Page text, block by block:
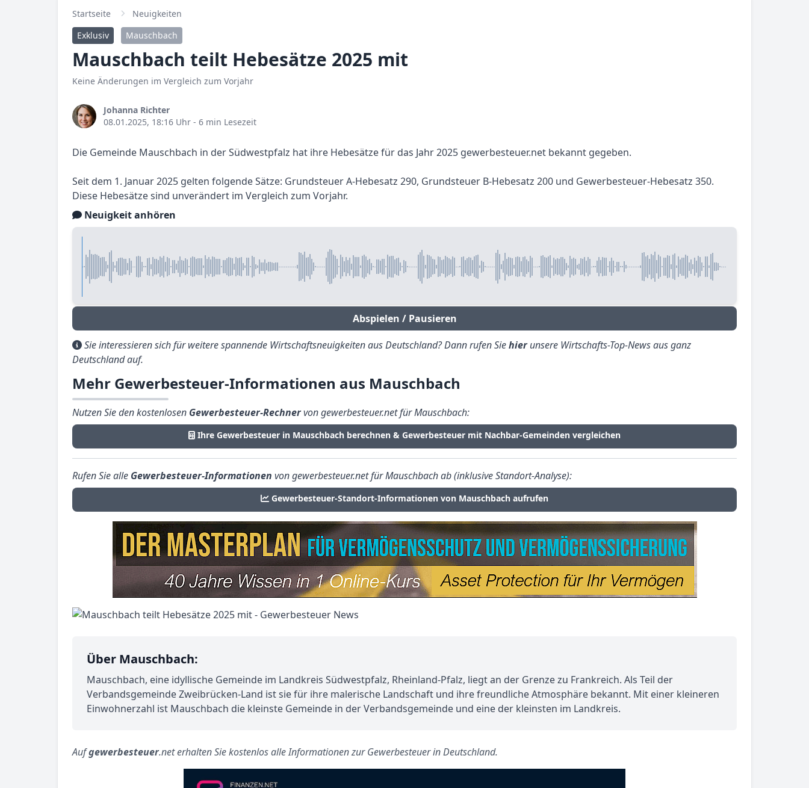
Startseite
Neuigkeiten
Exklusiv
Mauschbach
Mauschbach teilt Hebesätze 2025 mit
Keine Änderungen im Vergleich zum Vorjahr
Johanna Richter
08.01.2025, 18:16 Uhr - 6 min Lesezeit
Die Gemeinde Mauschbach in der Südwestpfalz hat ihre Hebesätze für das Jahr 2025 gewerbesteuer.net bekannt gegeben.
Seit dem 1. Januar 2025 gelten folgende Sätze: Grundsteuer A-Hebesatz 290, Grundsteuer B-Hebesatz 200 und Gewerbesteuer-Hebesatz 350.
Diese Hebesätze sind unverändert im Vergleich zum Vorjahr.
Neuigkeit anhören
Abspielen / Pausieren
Sie interessieren sich für weitere spannende Wirtschaftsneuigkeiten aus Deutschland? Dann rufen Siehierunsere Wirtschafts-Top-News aus ganz
Deutschland auf.
Mehr Gewerbesteuer-Informationen aus Mauschbach
Nutzen Sie den kostenlosen Gewerbesteuer-Rechnervon gewerbesteuer.net für Mauschbach:
Ihre Gewerbesteuer in Mauschbach berechnen & Gewerbesteuer mit Nachbar-Gemeinden vergleichen
Rufen Sie alle Gewerbesteuer-Informationen von gewerbesteuer.net für Mauschbach ab (inklusive Standort-Analyse):
Gewerbesteuer-Standort-Informationen von Mauschbach aufrufen
Über Mauschbach:
Mauschbach, eine idyllische Gemeinde im Landkreis Südwestpfalz, Rheinland-Pfalz, liegt an der Grenze zu Frankreich. Als Teil der
Verbandsgemeinde Zweibrücken-Land ist sie für ihre malerische Landschaft und ihre freundliche Atmosphäre bekannt. Mit einer kleineren
Einwohnerzahl ist Mauschbach die kleinste Gemeinde in der Verbandsgemeinde und eine der kleinsten im Landkreis.
Aufgewerbesteuer.net erhalten Sie kostenlos alle Informationen zur Gewerbesteuer in Deutschland.